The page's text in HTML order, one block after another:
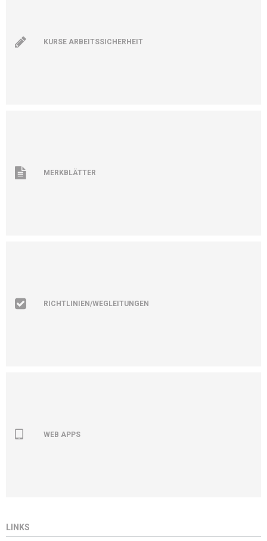
KURSE ARBEITSSICHERHEIT
MERKBLÄTTER
RICHTLINIEN/WEGLEITUNGEN
WEB APPS
LINKS